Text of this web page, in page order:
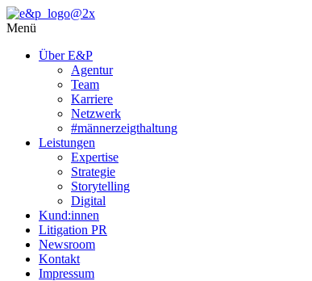
Menü
Über E&P
Agentur
Team
Karriere
Netzwerk
#männerzeigthaltung
Leistungen
Expertise
Strategie
Storytelling
Digital
Kund:innen
Litigation PR
Newsroom
Kontakt
Impressum